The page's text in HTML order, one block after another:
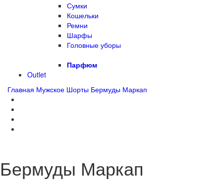
Сумки
Кошельки
Ремни
Шарфы
Головные уборы
Парфюм
Outlet
Главная Мужское Шорты Бермуды Маркап
Бермуды Маркап